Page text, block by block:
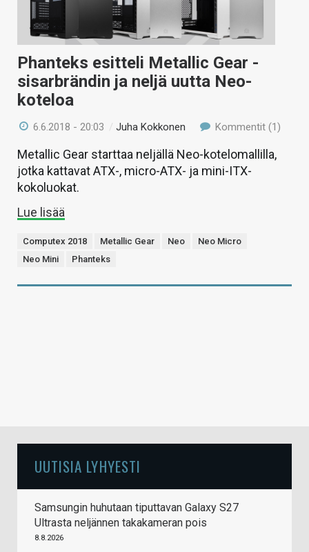
KAUPPA
VAIHDA TEEMA
Phanteks esitteli Metallic Gear -
sisarbrändin ja neljä uutta Neo-
koteloa
6.6.2018 - 20:03 /Juha Kokkonen Kommentit (1)
Metallic Gear starttaa neljällä Neo-kotelomallilla,
jotka kattavat ATX-, micro-ATX- ja mini-ITX-
kokoluokat.
Lue lisää
Computex 2018 Metallic Gear Neo
Neo Micro
Neo Mini
Phanteks
UUTISIA LYHYESTI
Samsungin huhutaan tiputtavan Galaxy S27
Ultrasta neljännen takakameran pois
8.8.2026